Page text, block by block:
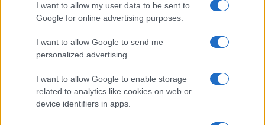
I want to allow my user data to be sent to
Google for online advertising purposes.
I want to allow Google to send me
personalized advertising.
I want to allow Google to enable storage
related to analytics like cookies on web or
device identifiers in apps.
Olanda
Investeren 24
NL Newz